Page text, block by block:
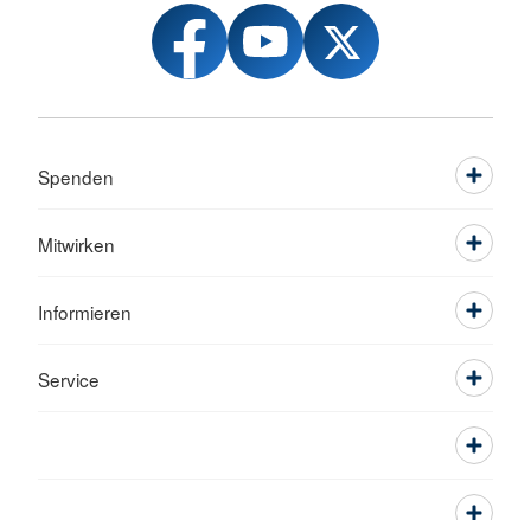
Spenden
Mitwirken
Informieren
Service